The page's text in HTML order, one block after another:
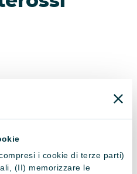
i cookie di terze parti)
(II) memorizzare le
Sellerio
Nr. Pagine